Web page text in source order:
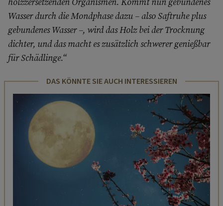
Wasser durch die Mondphase dazu – also Saftruhe plus
gebundenes Wasser –, wird das Holz bei der Trocknung
dichter, und das macht es zusätzlich schwerer genießbar
für Schädlinge.“
DAS KÖNNTE SIE AUCH INTERESSIEREN